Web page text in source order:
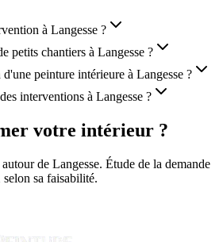
à Langesse ?
petits chantiers à Langesse ?
peinture intérieure à Langesse ?
interventions à Langesse ?
votre intérieur ?
de Langesse. Étude de la demande
sa faisabilité.